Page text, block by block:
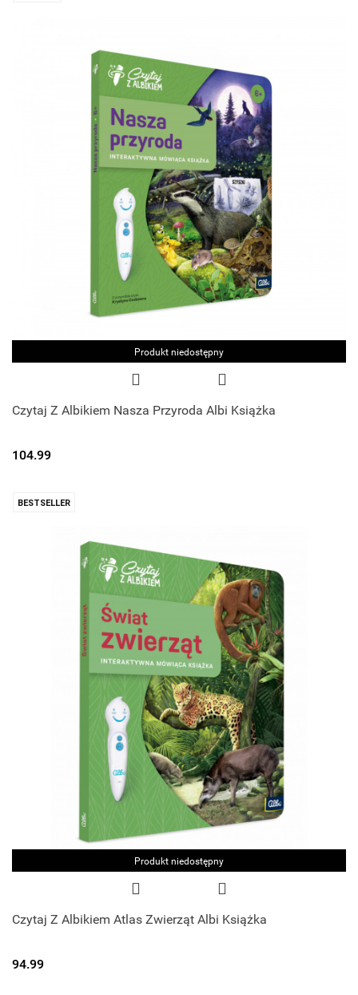
Produkt niedostępny
Czytaj Z Albikiem Nasza Przyroda Albi Książka
104.99
BESTSELLER
Produkt niedostępny
Czytaj Z Albikiem Atlas Zwierząt Albi Książka
94.99